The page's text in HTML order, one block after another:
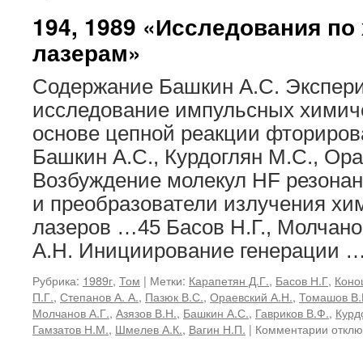
194, 1989 «Исследования
лазерам»
Содержание Башкин А.С.
исследование импульсных
основе цепной реакции
Башкин А.С., Курдоглян М.С.,
Возбуждение молекул HF
и преобразователи излучения
лазеров …45 Басов Н.Г.,
А.Н. Инициирование генерации
Рубрика: 1989г, Том | Метки: Карапетян Д.Г., Басов Н.Г,
П.Г., Степанов А. А., Пазюк В.С., Ораевский А.Н., Томашов
Молчанов А.Г., Азязов В.Н., Башкин А.С., Гавриков В.Ф.,
Гамзатов Н.М., Шмелев А.К., Вагин Н.П. | Комментарии к